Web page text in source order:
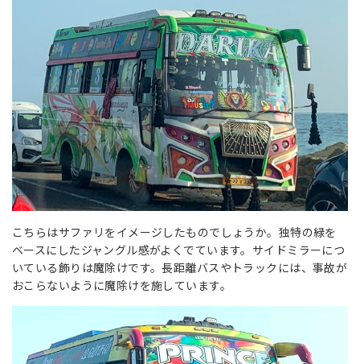
こちらはサファリをイメージしたものでしょうか。独特の緑を
ベースにしたジャングル感がよくでています。サイドミラーにつ
いている飾りは魔除けです。長距離バスやトラックには、事故が
おこらないように魔除けを施しています。